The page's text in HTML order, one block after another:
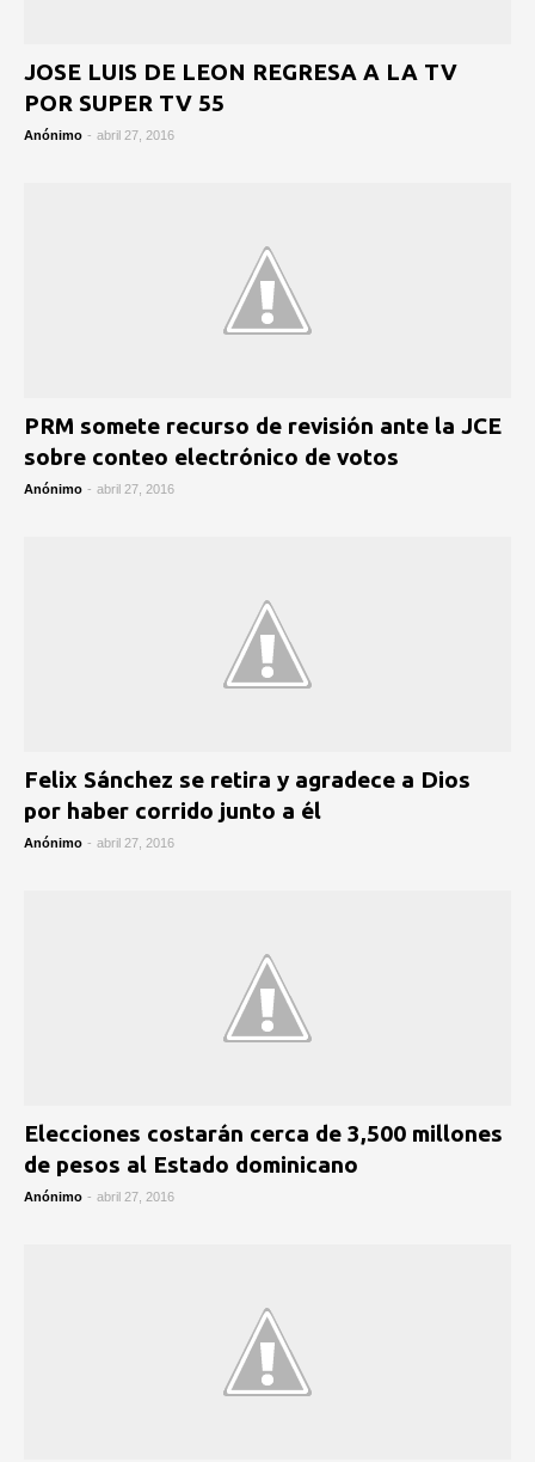
JOSE LUIS DE LEON REGRESA A LA TV
POR SUPER TV 55
Anónimo - abril 27, 2016
PRM somete recurso de revisión ante la JCE
sobre conteo electrónico de votos
Anónimo - abril 27, 2016
Felix Sánchez se retira y agradece a Dios
por haber corrido junto a él
Anónimo - abril 27, 2016
Elecciones costarán cerca de 3,500 millones
de pesos al Estado dominicano
Anónimo - abril 27, 2016